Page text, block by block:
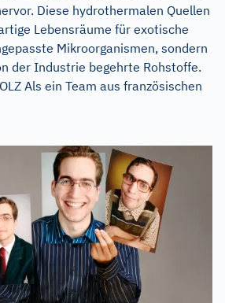
Diese hydrothermalen Quellen
Lebensräume für exotische
Mikroorganismen, sondern
der Industrie begehrte Rohstoffe.
Als ein Team aus französischen